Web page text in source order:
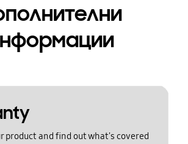
product and find out what's covered